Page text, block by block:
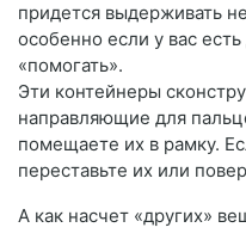
придется выдерживать
особенно если у вас
«помогать».
Эти контейнеры
направляющие для
помещаете их в рамку.
переставьте их или
А как насчет «других»